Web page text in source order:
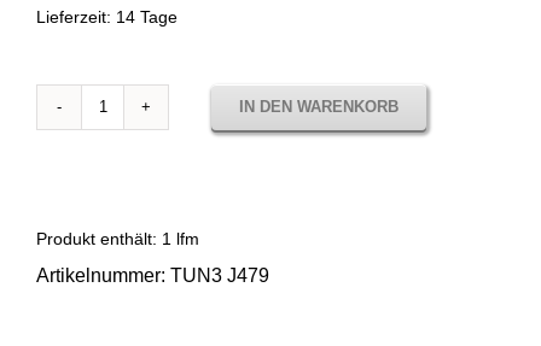
Lieferzeit: 14 Tage
Sunbrella
J479
IN DEN WARENKORB
Produkt enthält: 1 lfm
Artikelnummer: TUN3 J479